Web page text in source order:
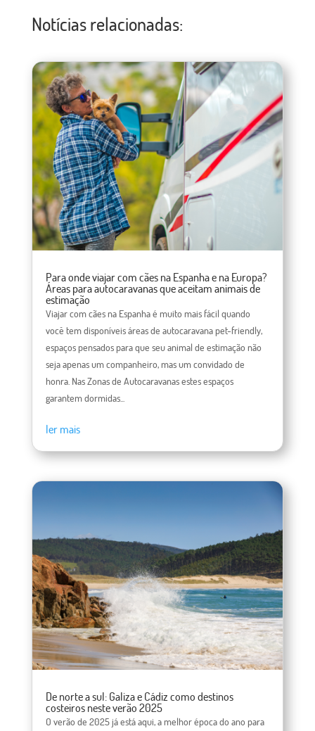
Notícias relacionadas:
Para onde viajar com cães na Espanha e na Europa?
Áreas para autocaravanas que aceitam animais de
estimação
Viajar com cães na Espanha é muito mais fácil quando
você tem disponíveis áreas de autocaravana pet-friendly,
espaços pensados ​​para que seu animal de estimação não
seja apenas um companheiro, mas um convidado de
honra. Nas Zonas de Autocaravanas estes espaços
garantem dormidas...
ler mais
De norte a sul: Galiza e Cádiz como destinos
costeiros neste verão 2025
O verão de 2025 já está aqui, a melhor época do ano para